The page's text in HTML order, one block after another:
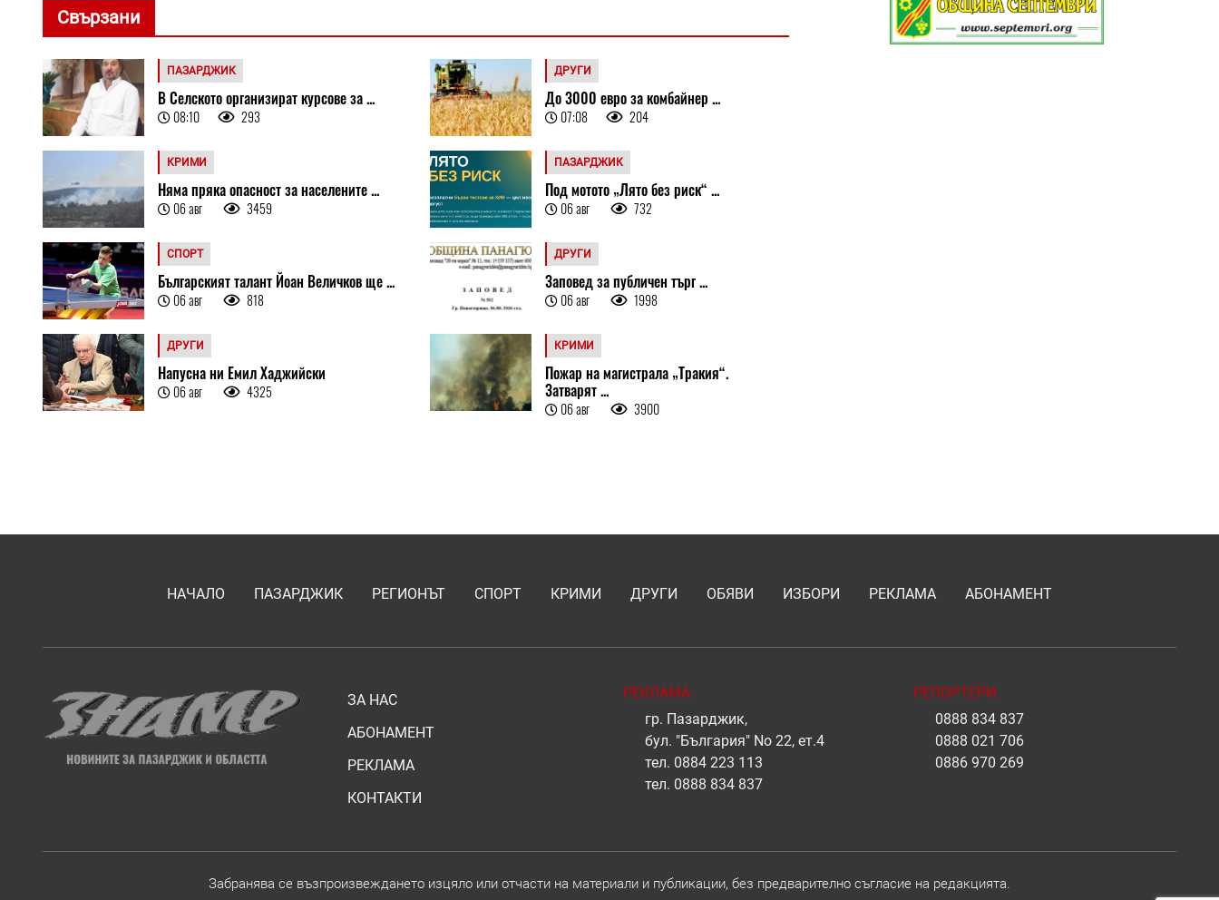
Свързани
ПАЗАРДЖИК
В Селското организират курсове за ...
08:10 293
ДРУГИ
До 3000 евро за комбайнер ...
07:08 204
КРИМИ
Няма пряка опасност за населените ...
06 авг 3459
ПАЗАРДЖИК
Под мотото „Лято без риск“ ...
06 авг 732
СПОРТ
Българският талант Йоан Величков ще ...
06 авг 818
ДРУГИ
Заповед за публичен търг ...
06 авг 1998
ДРУГИ
Напусна ни Емил Хаджийски
06 авг 4325
КРИМИ
Пожар на магистрала „Тракия“.
Затварят ...
06 авг 3900
НАЧАЛО ПАЗАРДЖИК РЕГИОНЪТ СПОРТ КРИМИ ДРУГИ ОБЯВИ ИЗБОРИ РЕКЛАМА АБОНАМЕНТ
ЗА НАС
АБОНАМЕНТ
РЕКЛАМА
КОНТАКТИ
РЕКЛАМА
гр. Пазарджик,
бул. "България" No 22, ет.4
тел. 0884 223 113
тел. 0888 834 837
РЕПОРТЕРИ
0888 834 837
0888 021 706
0886 970 269
Забранява се възпроизвеждането изцяло или отчасти на материали и публикации, без предварително съгласие на редакцията.